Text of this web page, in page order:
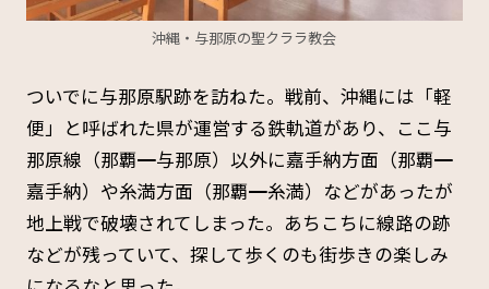
沖縄・与那原の聖クララ教会
ついでに与那原駅跡を訪ねた。戦前、沖縄には「軽
便」と呼ばれた県が運営する鉄軌道があり、ここ与
那原線（那覇━与那原）以外に嘉手納方面（那覇━
嘉手納）や糸満方面（那覇━糸満）などがあったが
地上戦で破壊されてしまった。あちこちに線路の跡
などが残っていて、探して歩くのも街歩きの楽しみ